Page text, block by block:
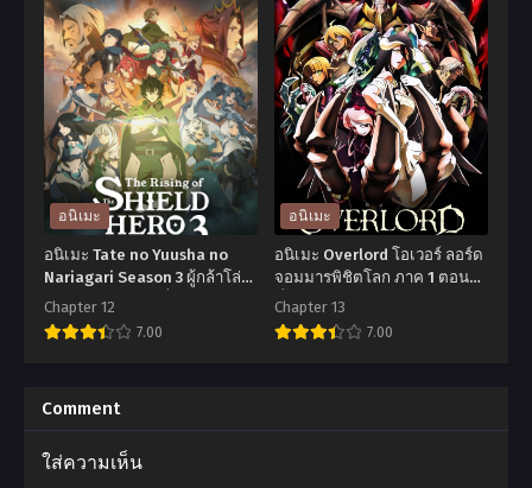
เมะ
My
Hero
Academia
Season 2
มาย
ฮีโร่
อ
คา
เด
เมีย
2
ตอน
ที่1-
เมะ
Shokugeki
no
Soma
5
ยอด
นัก
ปรุง
โซมะ
ภาค
5
13
อนิเมะ
อนิเมะ Tate no Yuusha no
Nariagari Season 3 ผู้กล้าโล่
ผงาด ภาค 3 ตอนที่1-12 พากย์
ไทย+ซับไทย
Chapter 12
7.00
นิ
เมะ
Tate
อนิเมะ
อนิเมะ Overlord โอเวอร์ ลอร์ด
จอมมารพิชิตโลก ภาค 1 ตอน
ที่1-13 พากย์ไทย+ซับไทย
Chapter 13
7.00
เมะ
Comment
ใส่ความเห็น